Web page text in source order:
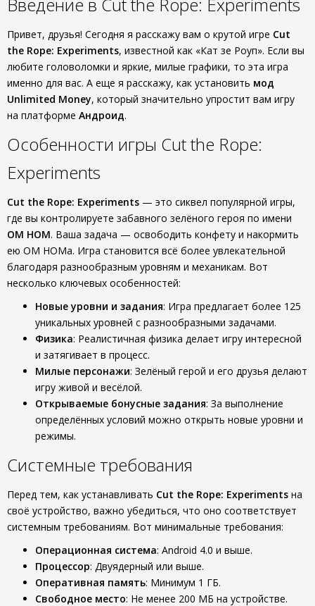
Привет, друзья! Сегодня я расскажу вам о крутой игре Cut
the Rope: Experiments, известной как «Кат зе Роуп». Если вы
любите головоломки и яркие, милые графики, то эта игра
именно для вас. А еще я расскажу, как установить мод
Unlimited Money, который значительно упростит вам игру
на платформе Андроид.
Особенности игры Cut the Rope:
Experiments
Cut the Rope: Experiments — это сиквел популярной игры,
где вы контролируете забавного зелёного героя по имени
ОМ НОМ. Ваша задача — освободить конфету и накормить
ею ОМ НОМа. Игра становится всё более увлекательной
благодаря разнообразным уровням и механикам. Вот
несколько ключевых особенностей:
Новые уровни и задания: Игра предлагает более 125
уникальных уровней с разнообразными задачами.
Физика: Реалистичная физика делает игру интересной
и затягивает в процесс.
Милые персонажи: Зелёный герой и его друзья делают
игру живой и весёлой.
Открываемые бонусные задания: За выполнение
определённых условий можно открыть новые уровни и
режимы.
Системные требования
Перед тем, как устанавливать Cut the Rope: Experiments на
своё устройство, важно убедиться, что оно соответствует
системным требованиям. Вот минимальные требования:
Операционная система: Android 4.0 и выше.
Процессор: Двуядерный или выше.
Оперативная память: Минимум 1 ГБ.
Свободное место: Не менее 200 МБ на устройстве.